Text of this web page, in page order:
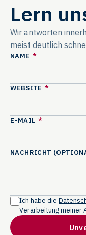
Lern
Wir antworten
meist deutlich
NAME *
WEBSITE *
E-MAIL *
NACHRICHT
Ich habe die
Verarbeitung meiner